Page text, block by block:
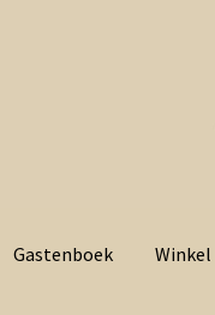
Gastenboek Winkel